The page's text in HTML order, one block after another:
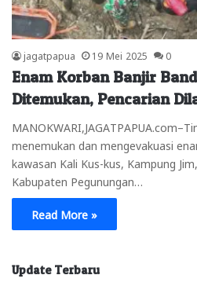
jagatpapua 19 Mei 2025 0
Enam Korban Banjir
Ditemukan, Pencarian
menemukan dan mengevakuasi
kawasan Kali Kus-kus, Kampung
Kabupaten Pegunungan…
Read More »
Update Terbaru